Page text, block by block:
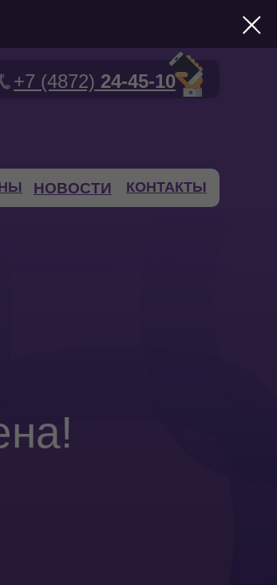
КОНТАКТЫ
+7 (4872) 24-45-10
НОВОСТИ